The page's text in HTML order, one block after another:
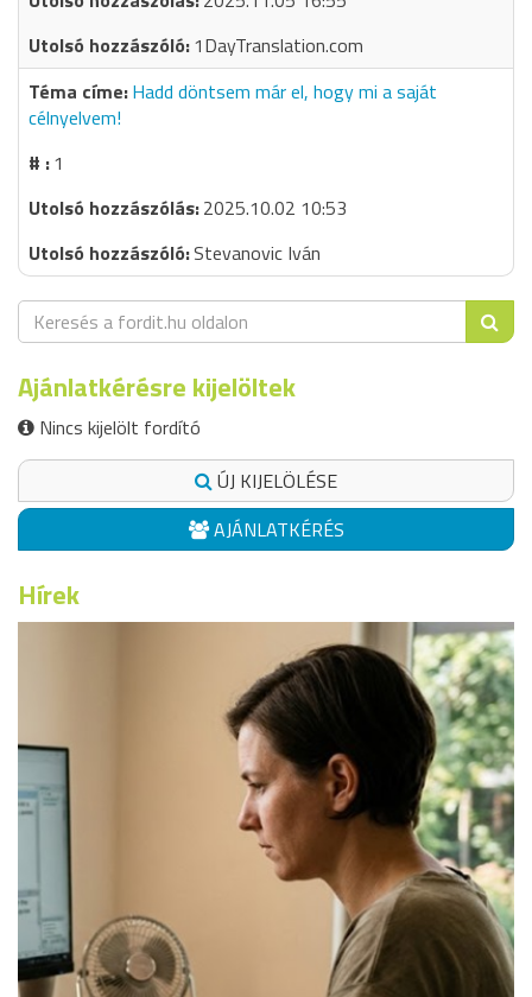
1DayTranslation.com
Hadd döntsem már el, hogy mi a saját
célnyelvem!
1
2025.10.02 10:53
Stevanovic Iván
Ajánlatkérésre kijelöltek
Nincs kijelölt fordító
ÚJ KIJELÖLÉSE
AJÁNLATKÉRÉS
Hírek